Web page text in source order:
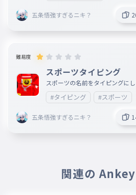
五条悟強すぎるニキ？
難易度
スポーツタイピング
スポーツの名前をタイピングに
ォローお願いします🙏
#タイピング #スポーツ
五条悟強すぎるニキ？
関連の